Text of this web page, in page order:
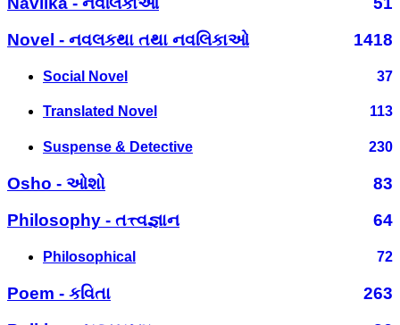
Novel - નવલકથા તથા નવલિકાઓ
1418
Social Novel 37
Translated Novel 113
Suspense & Detective 230
Osho - ઓશો
83
Philosophy - તત્ત્વજ્ઞાન
64
Philosophical 72
Poem - કવિતા
263